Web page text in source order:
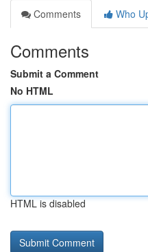
Comments
Who
Comments
Submit a Comment
No HTML
HTML is disabled